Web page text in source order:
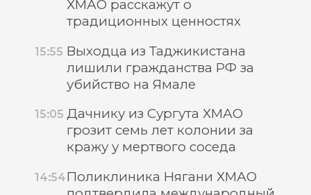
ХМАО расскажут о
традиционных ценностях
15:55 Выходца из Таджикистана
лишили гражданства РФ за
убийство на Ямале
15:05 Дачнику из Сургута ХМАО
грозит семь лет колонии за
кражу у мертвого соседа
14:54Поликлиника Нягани ХМАО